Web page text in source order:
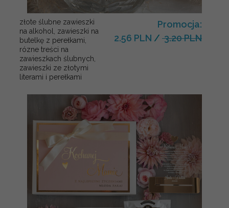
złote ślubne zawieszki
na alkohol, zawieszki na
butelkę z perełkami,
rózne treści na
zawieszkach ślubnych,
zawieszki ze złotymi
literami i perełkami
Promocja:
2.56 PLN / 3.20 PLN